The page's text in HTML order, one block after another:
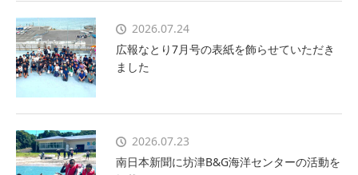
2026.07.24
広報なとり7月号の表紙を飾らせていただき
ました
2026.07.23
南日本新聞に坊津B&G海洋センターの活動を